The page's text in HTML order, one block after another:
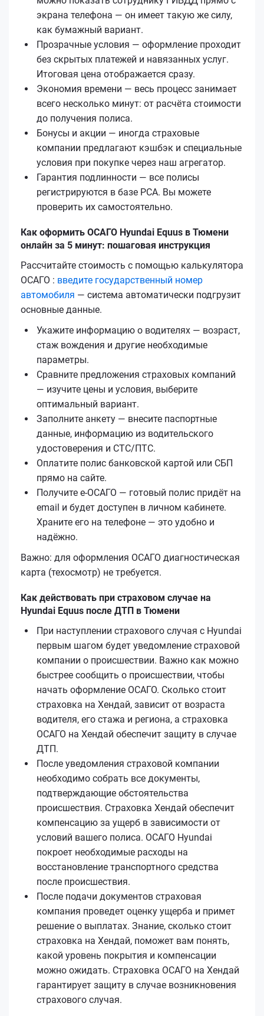
экрана телефона — он имеет такую же силу,
как бумажный вариант.
Прозрачные условия — оформление проходит
без скрытых платежей и навязанных услуг.
Итоговая цена отображается сразу.
Экономия времени — весь процесс занимает
всего несколько минут: от расчёта стоимости
до получения полиса.
Бонусы и акции — иногда страховые
компании предлагают кэшбэк и специальные
условия при покупке через наш агрегатор.
Гарантия подлинности — все полисы
регистрируются в базе РСА. Вы можете
проверить их самостоятельно.
Как оформить ОСАГО Hyundai Equus в Тюмени
онлайн за 5 минут: пошаговая инструкция
Рассчитайте стоимость с помощью калькулятора
ОСАГО : введите государственный номер
автомобиля — система автоматически подгрузит
основные данные.
Укажите информацию о водителях — возраст,
стаж вождения и другие необходимые
параметры.
Сравните предложения страховых компаний
— изучите цены и условия, выберите
оптимальный вариант.
Заполните анкету — внесите паспортные
данные, информацию из водительского
удостоверения и СТС/ПТС.
Оплатите полис банковской картой или СБП
прямо на сайте.
Получите е‑ОСАГО — готовый полис придёт на
email и будет доступен в личном кабинете.
Храните его на телефоне — это удобно и
надёжно.
Важно: для оформления ОСАГО диагностическая
карта (техосмотр) не требуется.
Как действовать при страховом случае на
Hyundai Equus после ДТП в Тюмени
При наступлении страхового случая с Hyundai
первым шагом будет уведомление страховой
компании о происшествии. Важно как можно
быстрее сообщить о происшествии, чтобы
начать оформление ОСАГО. Сколько стоит
страховка на Хендай, зависит от возраста
водителя, его стажа и региона, а страховка
ОСАГО на Хендай обеспечит защиту в случае
ДТП.
После уведомления страховой компании
необходимо собрать все документы,
подтверждающие обстоятельства
происшествия. Страховка Хендай обеспечит
компенсацию за ущерб в зависимости от
условий вашего полиса. ОСАГО Hyundai
покроет необходимые расходы на
восстановление транспортного средства
после происшествия.
После подачи документов страховая
компания проведет оценку ущерба и примет
решение о выплатах. Знание, сколько стоит
страховка на Хендай, поможет вам понять,
какой уровень покрытия и компенсации
можно ожидать. Страховка ОСАГО на Хендай
гарантирует защиту в случае возникновения
страхового случая.